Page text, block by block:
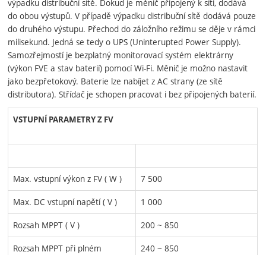
výpadku distribuční sítě. Dokud je měnič připojený k síti, dodává
do obou výstupů. V případě výpadku distribuční sítě dodává pouze
do druhého výstupu. Přechod do záložního režimu se děje v rámci
milisekund. Jedná se tedy o UPS (Uninterupted Power Supply).
Samozřejmostí je bezplatný monitorovací systém elektrárny
(výkon FVE a stav baterií) pomocí Wi-Fi. Měnič je možno nastavit
jako bezpřetokový. Baterie lze nabíjet z AC strany (ze sítě
distributora). Střídač je schopen pracovat i bez připojených baterií.
VSTUPNÍ PARAMETRY Z FV
Max. vstupní výkon z FV ( W ) 7 500
Max. DC vstupní napětí ( V ) 1 000
Rozsah MPPT ( V ) 200 ~ 850
Rozsah MPPT při plném 240 ~ 850